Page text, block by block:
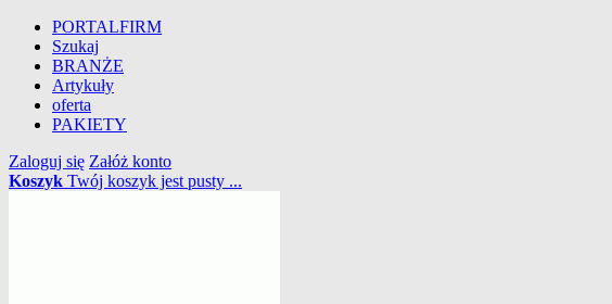
PORTALFIRM
Szukaj
BRANŻE
Artykuły
oferta
PAKIETY
Zaloguj się Załóż konto
Koszyk Twój koszyk jest pusty ...